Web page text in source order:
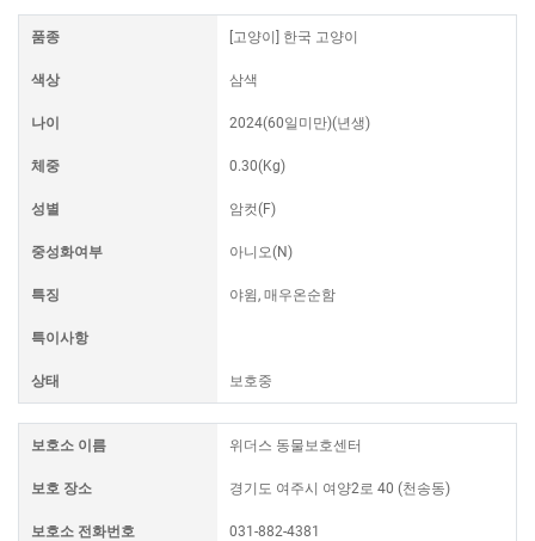
품종 [고양이] 한국 고양이
색상 삼색
나이 2024(60일미만)(년생)
체중 0.30(Kg)
성별 암컷(F)
중성화여부 아니오(N)
특징 야윔, 매우온순함
특이사항
상태 보호중
보호소 이름 위더스 동물보호센터
보호 장소 경기도 여주시 여양2로 40 (천송동)
보호소 전화번호 031-882-4381